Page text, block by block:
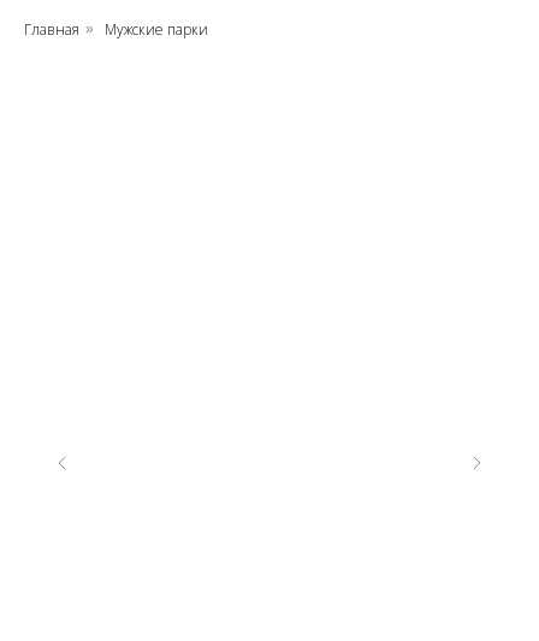
Главная » Мужские парки